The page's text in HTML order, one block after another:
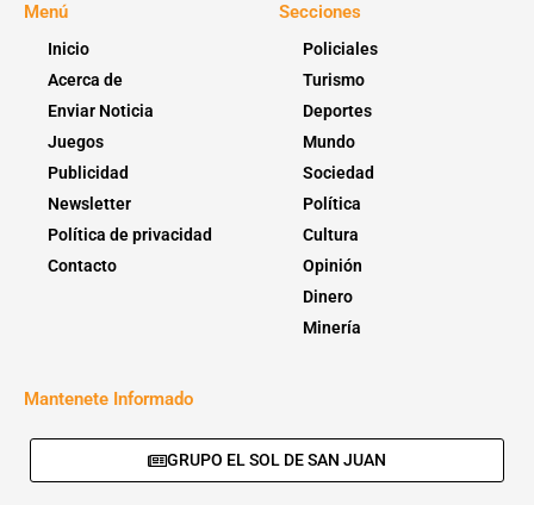
Menú
Inicio
Acerca de
Enviar Noticia
Juegos
Publicidad
Newsletter
Política de privacidad
Contacto
Secciones
Policiales
Turismo
Deportes
Mundo
Sociedad
Política
Cultura
Opinión
Dinero
Minería
Mantenete Informado
GRUPO EL SOL DE SAN JUAN